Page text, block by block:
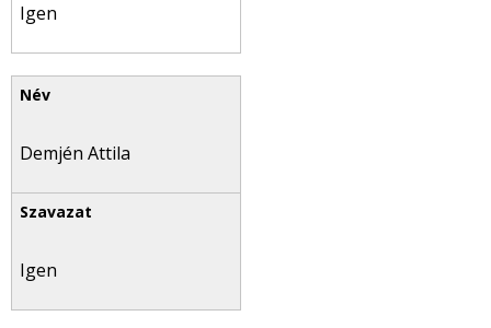
Igen
Demjén Attila
Igen